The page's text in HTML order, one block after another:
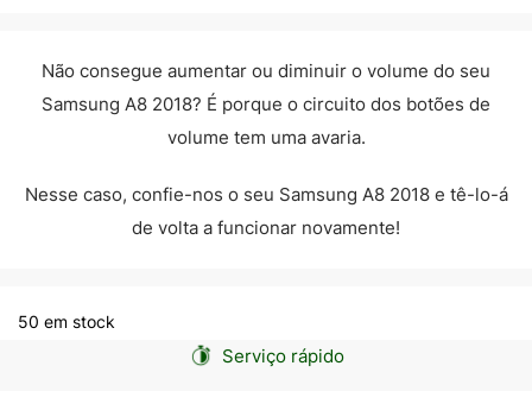
Não consegue aumentar ou diminuir o volume do seu
Samsung A8 2018? É porque o circuito dos botões de
volume tem uma avaria.
Nesse caso, confie-nos o seu Samsung A8 2018 e tê-lo-á
de volta a funcionar novamente!
50 em stock
Serviço rápido